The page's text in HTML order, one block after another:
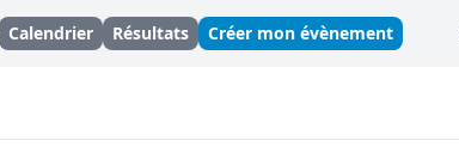
Calendrier Résultats Créer mon évènement